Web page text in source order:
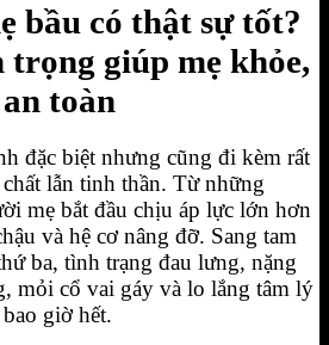
bầu có thật sự tốt?
trọng giúp mẹ khỏe,
toàn
đặc biệt nhưng cũng đi kèm rất
lẫn tinh thần. Từ những
mẹ bắt đầu chịu áp lực lớn hơn
và hệ cơ nâng đỡ. Sang tam
ba, tình trạng đau lưng, nặng
mỏi cổ vai gáy và lo lắng tâm lý
giờ hết.